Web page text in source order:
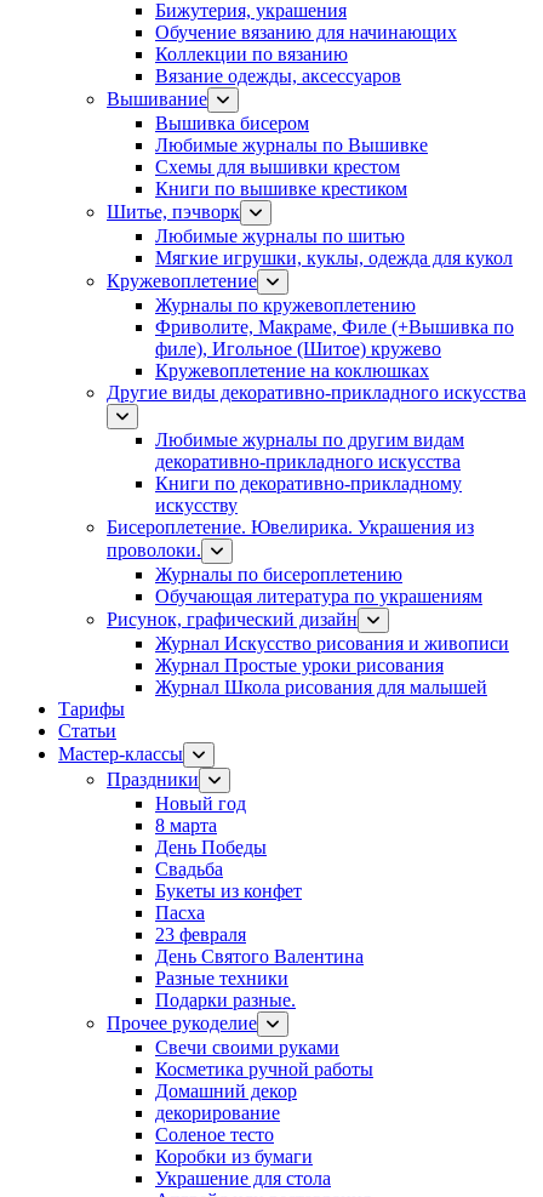
Бижутерия, украшения
Обучение вязанию для начинающих
Коллекции по вязанию
Вязание одежды, аксессуаров
Вышивание
Вышивка бисером
Любимые журналы по Вышивке
Схемы для вышивки крестом
Книги по вышивке крестиком
Шитье, пэчворк
Любимые журналы по шитью
Мягкие игрушки, куклы, одежда для кукол
Кружевоплетение
Журналы по кружевоплетению
Фриволите, Макраме, Филе (+Вышивка по
филе), Игольное (Шитое) кружево
Кружевоплетение на коклюшках
Другие виды декоративно-прикладного искусства
Любимые журналы по другим видам
декоративно-прикладного искусства
Книги по декоративно-прикладному
искусству
Бисероплетение. Ювелирика. Украшения из
проволоки.
Журналы по бисероплетению
Обучающая литература по украшениям
Рисунок, графический дизайн
Журнал Искусство рисования и живописи
Журнал Простые уроки рисования
Журнал Школа рисования для малышей
Тарифы
Статьи
Мастер-классы
Праздники
Новый год
8 марта
День Победы
Свадьба
Букеты из конфет
Пасха
23 февраля
День Святого Валентина
Разные техники
Подарки разные.
Прочее рукоделие
Свечи своими руками
Косметика ручной работы
Домашний декор
декорирование
Соленое тесто
Коробки из бумаги
Украшение для стола